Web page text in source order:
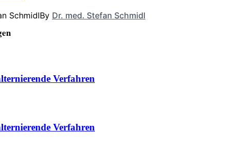
By Dr. med. Stefan Schmidl
Verfahren
Verfahren